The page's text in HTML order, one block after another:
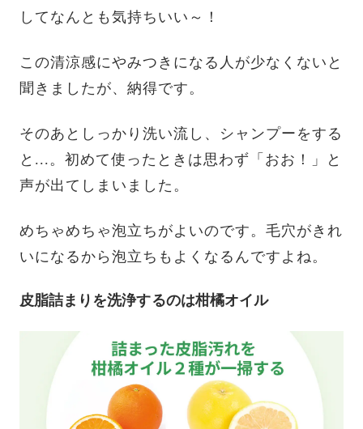
してなんとも気持ちいい～！
この清涼感にやみつきになる人が少なくないと
聞きましたが、納得です。
そのあとしっかり洗い流し、シャンプーをする
と...。初めて使ったときは思わず「おお！」と
声が出てしまいました。
めちゃめちゃ泡立ちがよいのです。毛穴がきれ
いになるから泡立ちもよくなるんですよね。
皮脂詰まりを洗浄するのは柑橘オイル